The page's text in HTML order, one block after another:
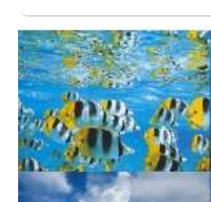
37 просмотров